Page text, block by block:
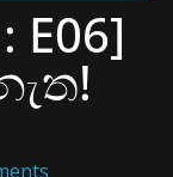
E06]